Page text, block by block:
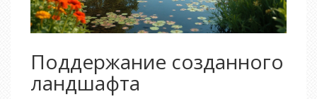
Поддержание созданного
ландшафта